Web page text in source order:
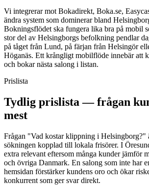
Vi integrerar mot Bokadirekt, Boka.se,
ändra system som dominerar bland
Bokningsflödet ska fungera lika bra på mobil
stor del av Helsingborgs befolkning pendlar
på tåget från Lund, på färjan från Helsingör
Höganäs. Ett krångligt mobilflöde innebär att
och bokar nästa salong i listan.
Prislista
Tydlig prislista — frågan
mest
Frågan "Vad kostar klippning i Helsingborg?"
sökningen kopplad till lokala frisörer. I
extra relevant eftersom många kunder jämför
och övriga Danmark. En salong som inte har
hemsidan förstärker kundens oro och ökar
konkurrent som ger svar direkt.